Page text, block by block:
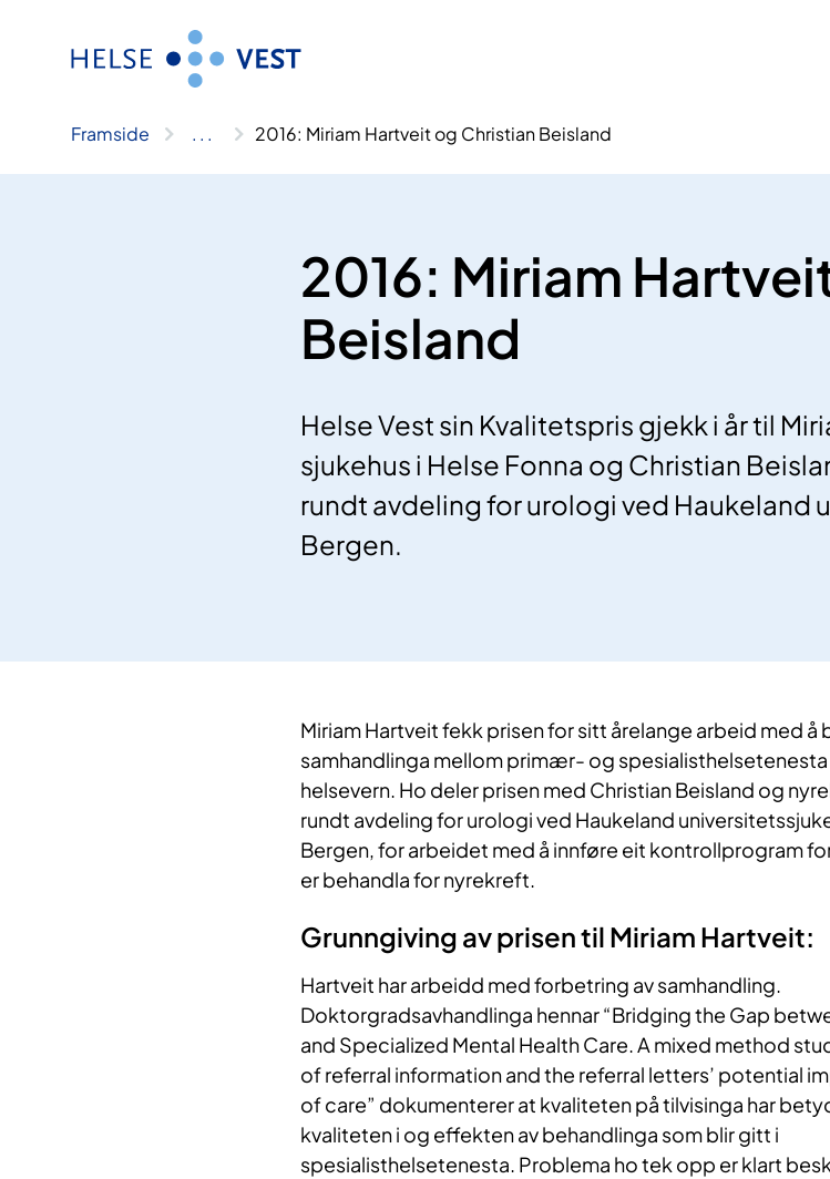
Framside .. . 2016: Miriam Hartveit og Christian Beisland
2016: Miriam
Beisland
Helse Vest sin Kvalitetspris gjekk i år til
sjukehus i Helse Fonna og Christian
rundt avdeling for urologi ved Haukeland
Bergen.
Miriam Hartveit fekk prisen for sitt årelange arbeid med å
samhandlinga mellom primær- og
helsevern. Ho deler prisen med Christian Beisland og
rundt avdeling for urologi ved Haukeland
Bergen, for arbeidet med å innføre eit kontrollprogram
er behandla for nyrekreft.
Grunngiving av prisen til Miriam Hartveit:
Hartveit har arbeidd med forbetring av samhandling.
Doktorgradsavhandlinga hennar “Bridging the Gap
and Specialized Mental Health Care. A mixed method
of referral information and the referral letters’ potential
of care” dokumenterer at kvaliteten på tilvisinga har
kvaliteten i og effekten av behandlinga som blir gitt i
spesialisthelsetenesta. Problema ho tek opp er klart